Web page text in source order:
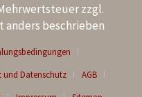
zzgl.
anders beschrieben
und Datenschutz
AGB